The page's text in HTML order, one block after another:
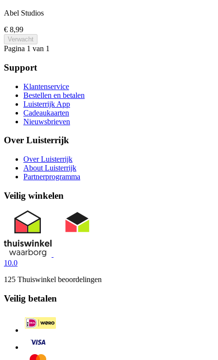
Abel Studios
€ 8,99
Verwacht
Pagina 1 van 1
Support
Klantenservice
Bestellen en betalen
Luisterrijk App
Cadeaukaarten
Nieuwsbrieven
Over Luisterrijk
Over Luisterrijk
About Luisterrijk
Partnerprogramma
Veilig winkelen
10.0
125 Thuiswinkel beoordelingen
Veilig betalen